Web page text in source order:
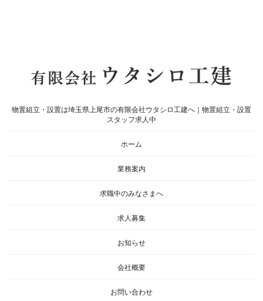
物置組立・設置は埼玉県上尾市の有限会社ウタシロ工建へ｜物置組立・設置
スタッフ求人中
ホーム
業務案内
求職中のみなさまへ
求人募集
お知らせ
会社概要
お問い合わせ